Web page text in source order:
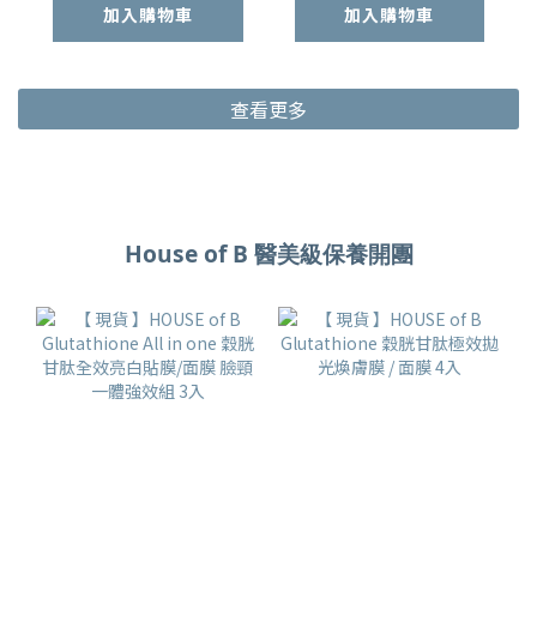
加入購物車 加入購物車
查看更多
House of B 醫美級保養開團